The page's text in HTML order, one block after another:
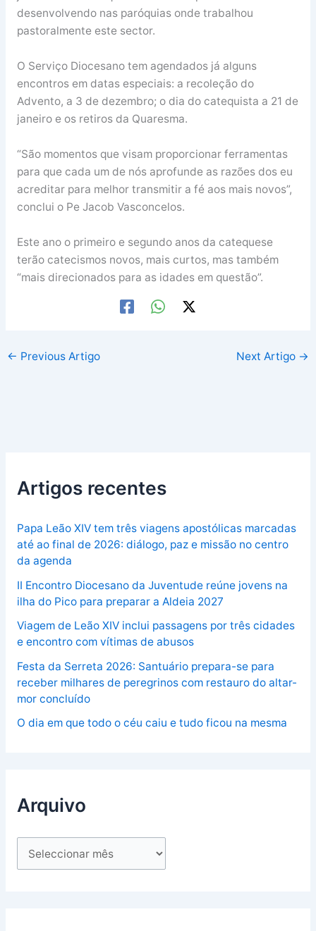
desenvolvendo nas paróquias onde trabalhou
pastoralmente este sector.
O Serviço Diocesano tem agendados já alguns
encontros em datas especiais: a recoleção do
Advento, a 3 de dezembro; o dia do catequista a 21 de
janeiro e os retiros da Quaresma.
“São momentos que visam proporcionar ferramentas
para que cada um de nós aprofunde as razões dos eu
acreditar para melhor transmitir a fé aos mais novos”,
conclui o Pe Jacob Vasconcelos.
Este ano o primeiro e segundo anos da catequese
terão catecismos novos, mais curtos, mas também
“mais direcionados para as idades em questão”.
← Previous Artigo Next Artigo →
Artigos recentes
Papa Leão XIV tem três viagens apostólicas marcadas
até ao final de 2026: diálogo, paz e missão no centro
da agenda
II Encontro Diocesano da Juventude reúne jovens na
ilha do Pico para preparar a Aldeia 2027
Viagem de Leão XIV inclui passagens por três cidades
e encontro com vítimas de abusos
Festa da Serreta 2026: Santuário prepara-se para
receber milhares de peregrinos com restauro do altar-
mor concluído
O dia em que todo o céu caiu e tudo ficou na mesma
Arquivo